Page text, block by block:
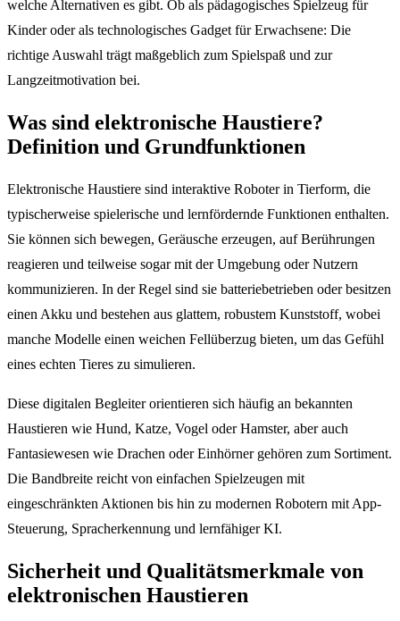
welche Alternativen es gibt. Ob als pädagogisches Spielzeug für
Kinder oder als technologisches Gadget für Erwachsene: Die
richtige Auswahl trägt maßgeblich zum Spielspaß und zur
Langzeitmotivation bei.
Was sind elektronische Haustiere?
Definition und Grundfunktionen
Elektronische Haustiere sind interaktive Roboter in Tierform, die
typischerweise spielerische und lernfördernde Funktionen enthalten.
Sie können sich bewegen, Geräusche erzeugen, auf Berührungen
reagieren und teilweise sogar mit der Umgebung oder Nutzern
kommunizieren. In der Regel sind sie batteriebetrieben oder besitzen
einen Akku und bestehen aus glattem, robustem Kunststoff, wobei
manche Modelle einen weichen Fellüberzug bieten, um das Gefühl
eines echten Tieres zu simulieren.
Diese digitalen Begleiter orientieren sich häufig an bekannten
Haustieren wie Hund, Katze, Vogel oder Hamster, aber auch
Fantasiewesen wie Drachen oder Einhörner gehören zum Sortiment.
Die Bandbreite reicht von einfachen Spielzeugen mit
eingeschränkten Aktionen bis hin zu modernen Robotern mit App-
Steuerung, Spracherkennung und lernfähiger KI.
Sicherheit und Qualitätsmerkmale von
elektronischen Haustieren